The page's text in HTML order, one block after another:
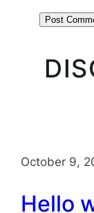
October 9,
Hello